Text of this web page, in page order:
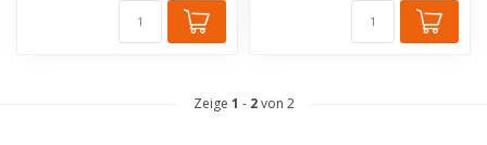
Zeige 1 - 2von 2